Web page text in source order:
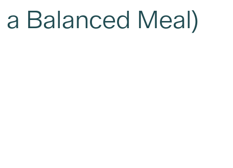
Balanced Meal)